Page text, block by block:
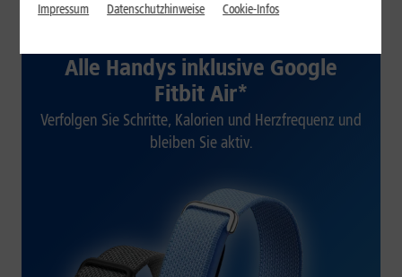
Alle Handys inklusive Google
Fitbit Air*
Verfolgen Sie Schritte, Kalorien und Herzfrequenz und
bleiben Sie aktiv.
Impressum Datenschutzhinweise Cookie-Infos